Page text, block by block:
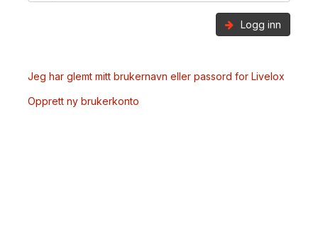
Logg inn
Jeg har glemt mitt brukernavn eller passord for Livelox
Opprett ny brukerkonto